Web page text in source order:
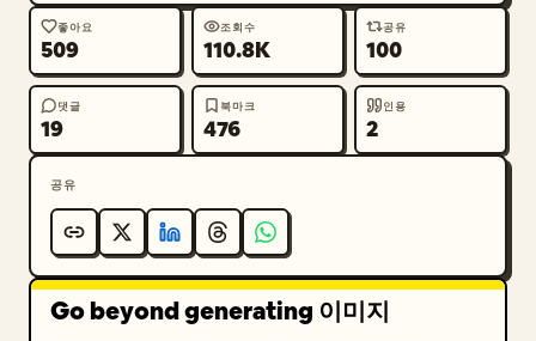
(callout)을 추가합니다. 각 설명에는 작은 실제 재
료 이미지, 버거를 향한 점선 곡선 지시선, 그리고 중
국어 텍스트가 포함됩니다. 4가지 설명: 1) 마블링이
있는 생 와규 스테이크, “澳洲和牛 / 粗绞肉饼”; 2)
구운 푸아그라 메달리온, “法式鹅肝 / 双面焦脆”; 3)
4) 윤기 나는 브리오슈 스타일 번, “布里欧修面包 /
黄油比例18%”.
우측 장점 패널: 오른쪽에 “PRODUCT BENEFITS / 产
品卖点”이라는 제목의 둥근 세로형 크림색 카드를 추가
좋아요
509
조회수
110.8K
공유
100
댓글
19
북마크
476
인용
2
공유
Go beyond generating 이미지